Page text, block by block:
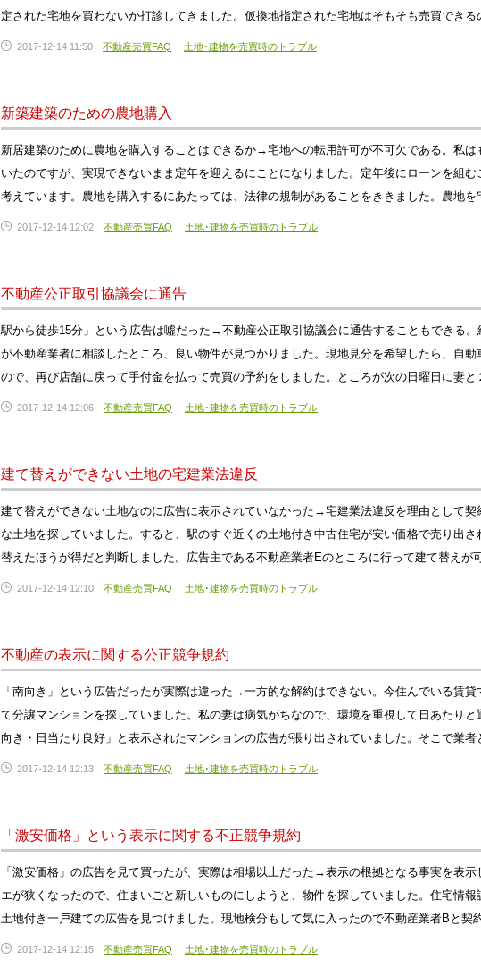
定された宅地を買わないか打診してきました。仮換地指定された宅地はそもそも売買でき
2017-12-14 11:50 不動産売買FAQ 土地･建物を売買時のトラブル
新築建築のための農地購入
新居建築のために農地を購入することはできるか→宅地への転用許可が不可欠である。私
いたのですが、実現できないまま定年を迎えるにことになりました。定年後にローンを組
考えています。農地を購入するにあたっては、法律の規制があることをききました。農地
2017-12-14 12:02 不動産売買FAQ 土地･建物を売買時のトラブル
不動産公正取引協議会に通告
駅から徒歩15分」という広告は噓だった→不動産公正取引協議会に通告することもできる
が不動産業者に相談したところ、良い物件が見つかりました。現地見分を希望したら、自
ので、再び店舗に戻って手付金を払って売買の予約をしました。ところが次の日曜日に妻
2017-12-14 12:06 不動産売買FAQ 土地･建物を売買時のトラブル
建て替えができない土地の宅建業法違反
建て替えができない土地なのに広告に表示されていなかった→宅建業法違反を理由として
な土地を探していました。すると、駅のすぐ近くの土地付き中古住宅が安い価格で売り出
替えたほうが得だと判断しました。広告主である不動産業者Eのところに行って建て替え
2017-12-14 12:10 不動産売買FAQ 土地･建物を売買時のトラブル
不動産の表示に関する公正競争規約
「南向き」という広告だったが実際は違った→一方的な解約はできない。今住んでいる賃
て分譲マンションを探していました。私の妻は病気がちなので、環境を重視して日あたり
向き・日当たり良好」と表示されたマンションの広告が張り出されていました。そこで業
2017-12-14 12:13 不動産売買FAQ 土地･建物を売買時のトラブル
「激安価格」という表示に関する不正競争規約
「激安価格」の広告を見て買ったが、実際は相場以上だった→表示の根拠となる事実を表
エが狭くなったので、住まいごと新しいものにしようと、物件を探していました。住宅情
土地付き一戸建ての広告を見つけました。現地検分もして気に入ったので不動産業者Bと
2017-12-14 12:15 不動産売買FAQ 土地･建物を売買時のトラブル